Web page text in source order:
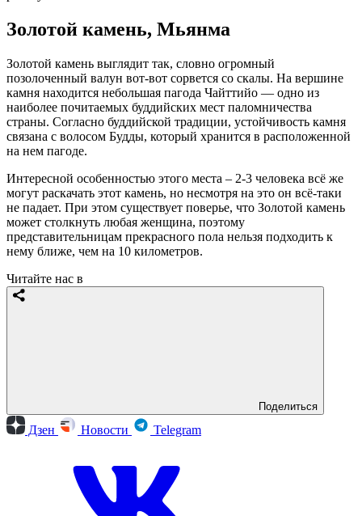
Золотой камень, Мьянма
Золотой камень выглядит так, словно огромный
позолоченный валун вот-вот сорвется со скалы. На вершине
камня находится небольшая пагода Чайттийо — одно из
наиболее почитаемых буддийских мест паломничества
страны. Согласно буддийской традиции, устойчивость камня
связана с волосом Будды, который хранится в расположенной
на нем пагоде.
Интересной особенностью этого места – 2-3 человека всё же
могут раскачать этот камень, но несмотря на это он всё-таки
не падает. При этом существует поверье, что Золотой камень
может столкнуть любая женщина, поэтому
представительницам прекрасного пола нельзя подходить к
нему ближе, чем на 10 километров.
Читайте нас в
Поделиться
Дзен Новости Telegram